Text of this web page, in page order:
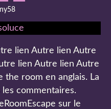
lien Autre lien Autre
lien Autre lien Autre
the room en anglais. La
commentaires.
sur le